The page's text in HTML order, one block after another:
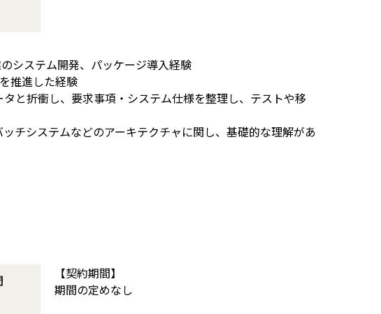
システム開発、パッケージ導入経験
推進した経験
と折衝し、要求事項・システム仕様を整理し、テストや移
チシステムなどのアーキテクチャに関し、基礎的な理解があ
【契約期間】
期間の定めなし